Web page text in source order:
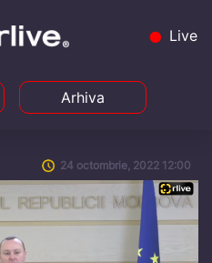
Live
Arhiva
24 octombrie, 2022 12:00